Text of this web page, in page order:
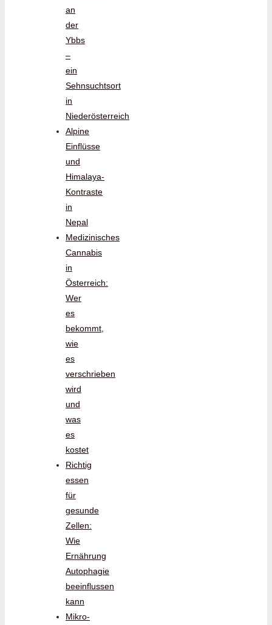
an
der
Ybbs
–
ein
Sehnsuchtsort
in
Niederösterreich
Alpine
Einflüsse
und
Himalaya-
Kontraste
in
Nepal
Medizinisches
Cannabis
in
Österreich:
Wer
es
bekommt,
wie
es
verschrieben
wird
und
was
es
kostet
Richtig
essen
für
gesunde
Zellen:
Wie
Ernährung
Autophagie
beeinflussen
kann
Mikro-